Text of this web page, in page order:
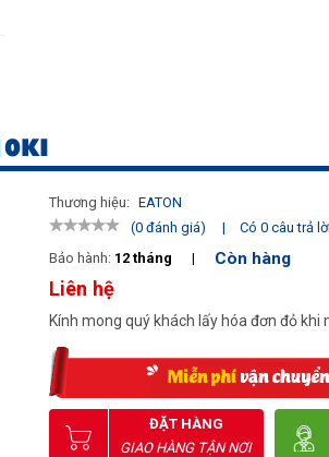
Thương hiệu: EATON
(0 đánh giá)
|
Có 0 câu trả
Bảo hành: 12 tháng | Còn hàng
Liên hệ
Kính mong quý khách lấy hóa đơn đỏ
ĐẶT HÀNG
GIAO HÀNG TẬN NƠI